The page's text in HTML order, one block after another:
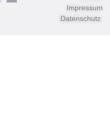
Impressum
Datenschutz